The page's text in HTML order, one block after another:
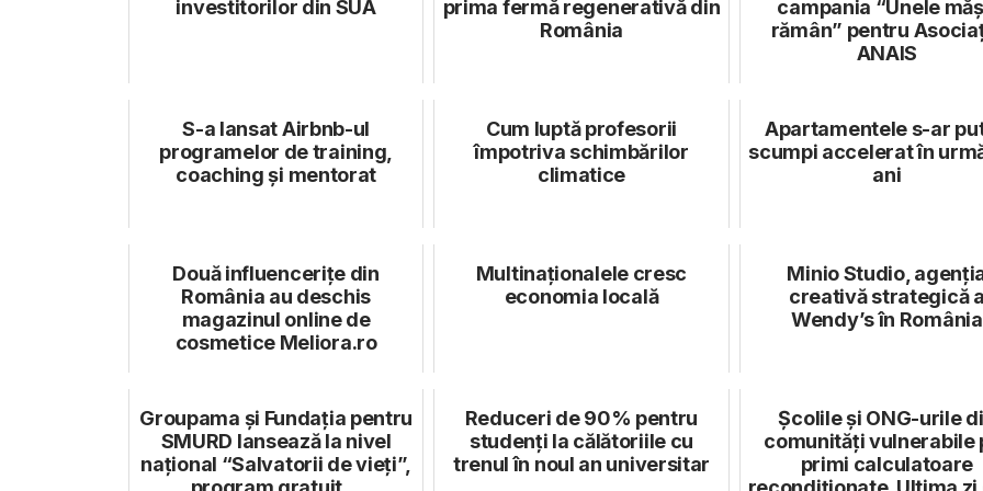
investitorilor din SUA
prima fermă regenerativă din
România
campania “Unele
rămân” pentru
ANAIS
S-a lansat Airbnb-ul
programelor de training,
coaching și mentorat
Cum luptă profesorii
împotriva schimbărilor
climatice
Apartamentele s-ar
scumpi accelerat în
ani
Două influencerițe din
România au deschis
magazinul online de
cosmetice Meliora.ro
Multinaționalele cresc
economia locală
Minio Studio,
creativă strategică a
Wendy’s în România
Groupama și Fundația pentru
SMURD lansează la nivel
național “Salvatorii de vieți”,
Reduceri de 90% pentru
studenți la călătoriile cu
trenul în noul an universitar
Școlile și ONG-urile
comunități vulnerabile
primi calculatoare